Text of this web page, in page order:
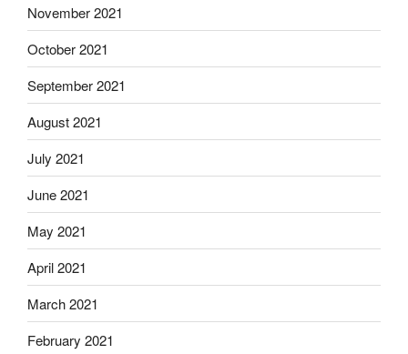
November 2021
October 2021
September 2021
August 2021
July 2021
June 2021
May 2021
April 2021
March 2021
February 2021